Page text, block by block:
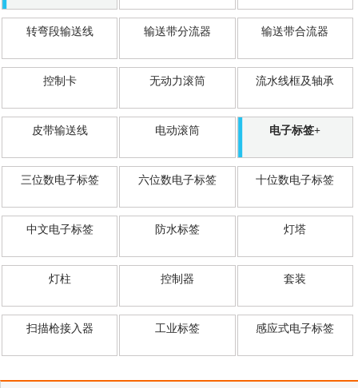
2 3
转弯段输送线 输送带分流器 输送带合流器
控制卡 无动力滚筒 流水线框及轴承
皮带输送线 电动滚筒 电子标签+
三位数电子标签 六位数电子标签 十位数电子标签
中文电子标签 防水标签 灯塔
灯柱 控制器 套装
扫描枪接入器 工业标签 感应式电子标签